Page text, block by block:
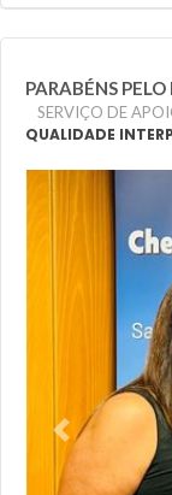
PARABÉNS
SERVIÇO DE
QUALIDADE
Previous